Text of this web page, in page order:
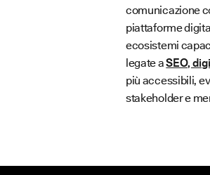
comunicazione
piattaforme
ecosistemi
legate aSEO,
più accessibili,
stakeholder e